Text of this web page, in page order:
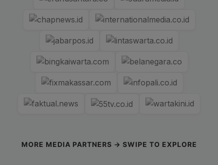
MORE MEDIA PARTNERS → SWIPE TO EXPLORE